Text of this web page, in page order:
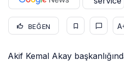
BEĞEN
Akif Kemal Akay